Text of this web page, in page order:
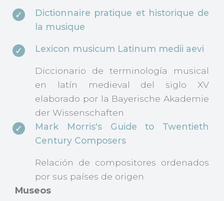
Dictionnaire pratique et historique de
la musique
Lexicon musicum Latinum medii aevi
Diccionario de terminología musical
en latín medieval del siglo XV
elaborado por la Bayerische Akademie
der Wissenschaften
Mark Morris's Guide to Twentieth
Century Composers
Relación de compositores ordenados
por sus países de origen
Museos